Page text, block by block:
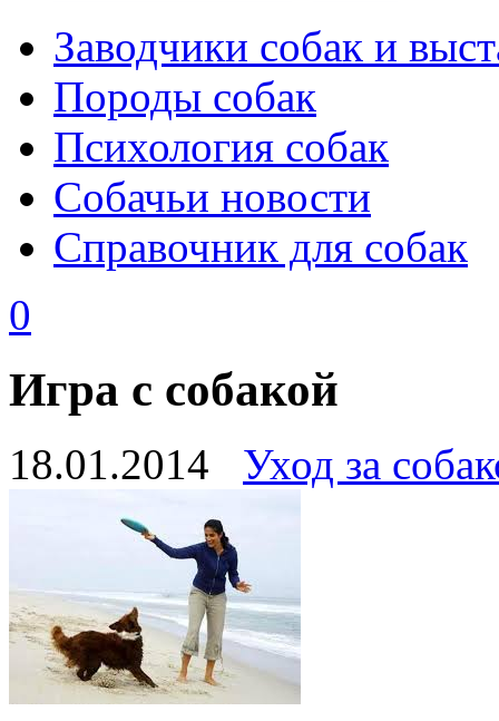
Заводчики собак и
Породы собак
Психология собак
Собачьи новости
Справочник для собак
0
Игра с собакой
18.01.2014 Уход за